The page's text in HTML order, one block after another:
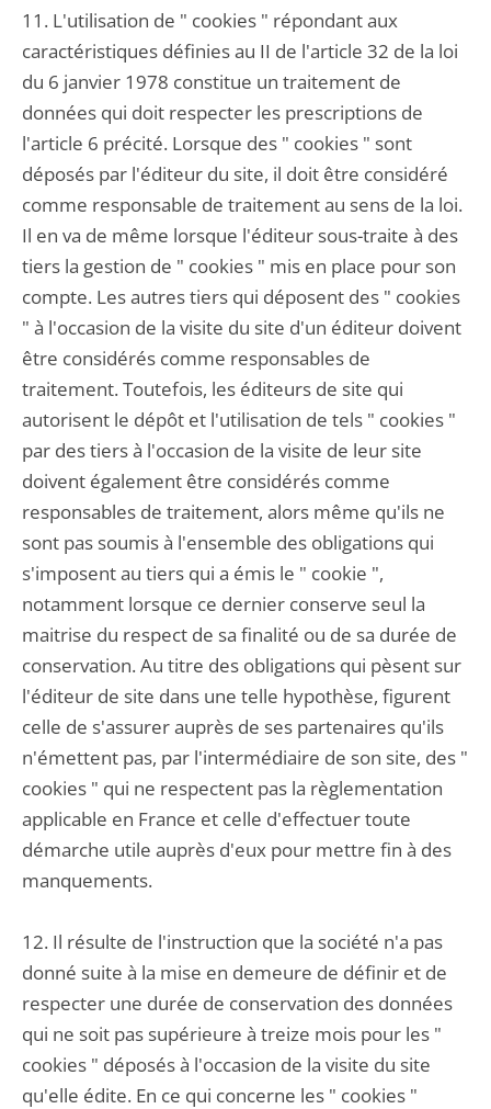
11. L'utilisation de " cookies " répondant aux
caractéristiques définies au II de l'article 32 de la loi
du 6 janvier 1978 constitue un traitement de
données qui doit respecter les prescriptions de
l'article 6 précité. Lorsque des " cookies " sont
déposés par l'éditeur du site, il doit être considéré
comme responsable de traitement au sens de la loi.
Il en va de même lorsque l'éditeur sous-traite à des
tiers la gestion de " cookies " mis en place pour son
compte. Les autres tiers qui déposent des " cookies
" à l'occasion de la visite du site d'un éditeur doivent
être considérés comme responsables de
traitement. Toutefois, les éditeurs de site qui
autorisent le dépôt et l'utilisation de tels " cookies "
par des tiers à l'occasion de la visite de leur site
doivent également être considérés comme
responsables de traitement, alors même qu'ils ne
sont pas soumis à l'ensemble des obligations qui
s'imposent au tiers qui a émis le " cookie ",
notamment lorsque ce dernier conserve seul la
maitrise du respect de sa finalité ou de sa durée de
conservation. Au titre des obligations qui pèsent sur
l'éditeur de site dans une telle hypothèse, figurent
celle de s'assurer auprès de ses partenaires qu'ils
n'émettent pas, par l'intermédiaire de son site, des "
cookies " qui ne respectent pas la règlementation
applicable en France et celle d'effectuer toute
démarche utile auprès d'eux pour mettre fin à des
manquements.
12. Il résulte de l'instruction que la société n'a pas
donné suite à la mise en demeure de définir et de
respecter une durée de conservation des données
qui ne soit pas supérieure à treize mois pour les "
cookies " déposés à l'occasion de la visite du site
qu'elle édite. En ce qui concerne les " cookies "